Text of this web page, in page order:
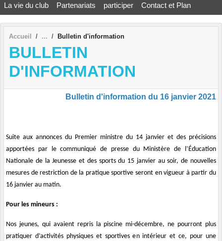
La vie du club Partenariats participer Contact et Plan
Accueil Bulletin d'information
BULLETIN
D'INFORMATION
Bulletin d'information du 16 janvier 2021
Suite aux annonces du Premier ministre du 14 janvier et des précisions
apportées par le communiqué de presse du Ministère de l’Éducation
Nationale de la Jeunesse et des sports du 15 janvier au soir, de nouvelles
mesures de restriction de la pratique sportive seront en vigueur à partir du
16 janvier au matin.
Pour les mineurs :
Nos jeunes, qui avaient repris la piscine mi-décembre, ne pourront plus
pratiquer d’activités physiques et sportives en intérieur et ce, pour une